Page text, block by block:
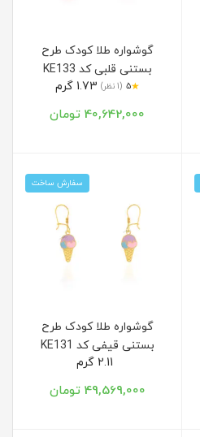
گوشواره طلا کودک طرح
بستنی قلبی کد KE133
★
5 (1 نظر)
40,642,000 تومان
سفارش ساخت
گوشواره طلا کودک طرح
بستنی قیفی کد KE131
49,569,000 تومان